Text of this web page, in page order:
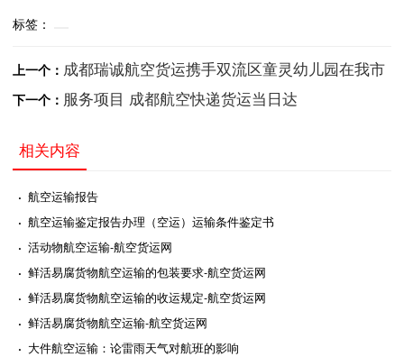
标签：
上一个： 成都瑞诚航空货运携手双流区童灵幼儿园在我市
下一个： 服务项目 成都航空快递货运当日达
相关内容
· 航空运输报告
· 航空运输鉴定报告办理（空运）运输条件鉴定书
· 活动物航空运输-航空货运网
· 鲜活易腐货物航空运输的包装要求-航空货运网
· 鲜活易腐货物航空运输的收运规定-航空货运网
· 鲜活易腐货物航空运输-航空货运网
· 大件航空运输：论雷雨天气对航班的影响